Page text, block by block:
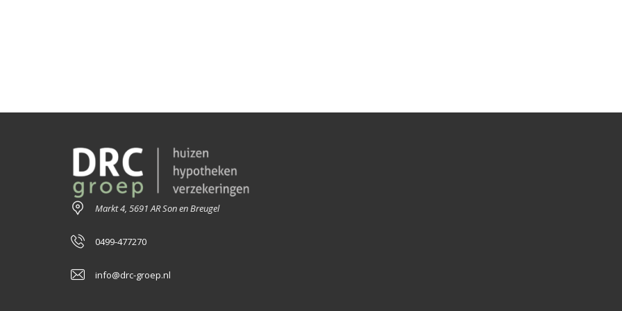
Markt 4, 5691 AR Son en Breugel
0499-477270
info@drc-groep.nl